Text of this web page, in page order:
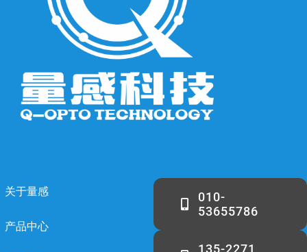
关于量感
产品中心
010-
53655786
135-2271